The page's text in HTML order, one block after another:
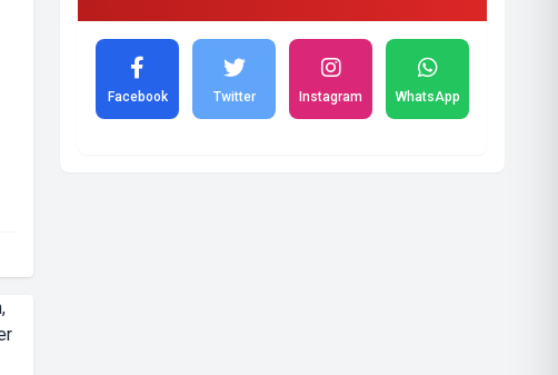
Facebook Twitter Instagram WhatsApp